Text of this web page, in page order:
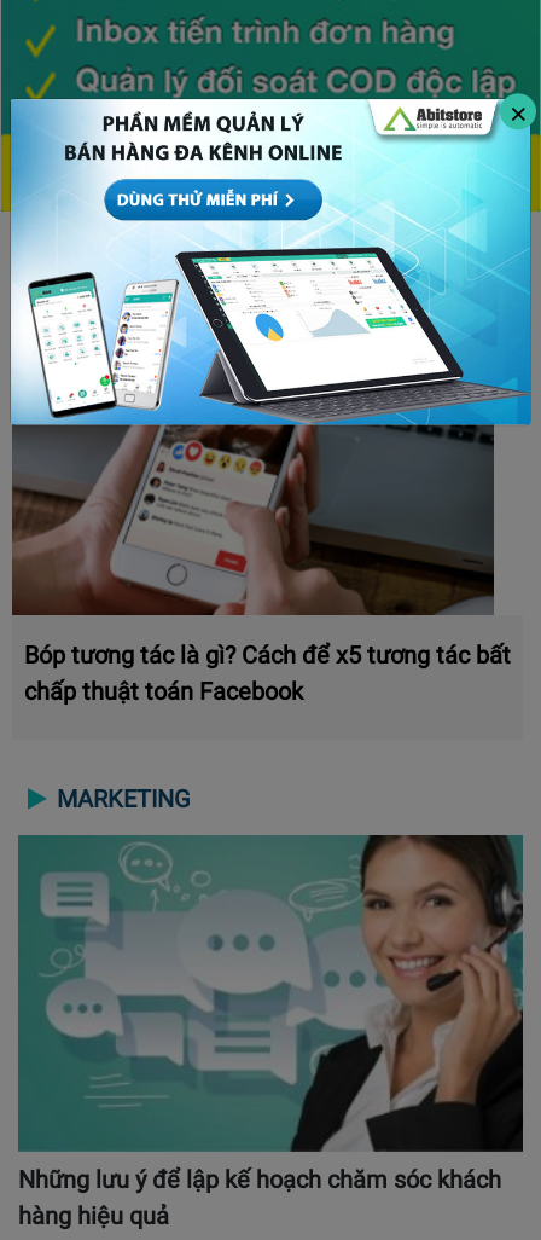
×
CHỦ ĐỀ HOT
Bóp tương tác là gì? Cách để x5 tương tác bất
chấp thuật toán Facebook
MARKETING
Những lưu ý để lập kế hoạch chăm sóc khách
hàng hiệu quả